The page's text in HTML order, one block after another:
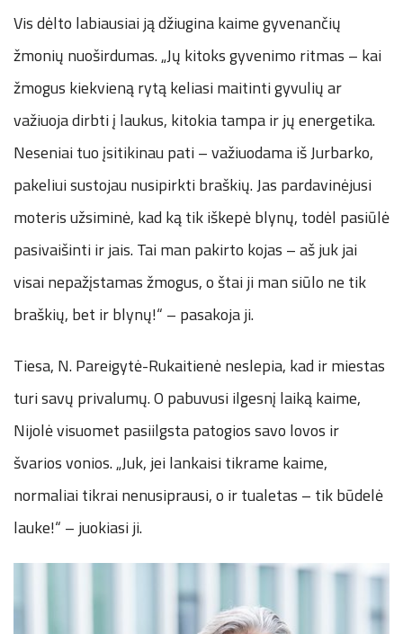
Vis dėlto labiausiai ją džiugina kaime gyvenančių
žmonių nuoširdumas. „Jų kitoks gyvenimo ritmas – kai
žmogus kiekvieną rytą keliasi maitinti gyvulių ar
važiuoja dirbti į laukus, kitokia tampa ir jų energetika.
Neseniai tuo įsitikinau pati – važiuodama iš Jurbarko,
pakeliui sustojau nusipirkti braškių. Jas pardavinėjusi
moteris užsiminė, kad ką tik iškepė blynų, todėl pasiūlė
pasivaišinti ir jais. Tai man pakirto kojas – aš juk jai
visai nepažįstamas žmogus, o štai ji man siūlo ne tik
braškių, bet ir blynų!“ – pasakoja ji.
Tiesa, N. Pareigytė-Rukaitienė neslepia, kad ir miestas
turi savų privalumų. O pabuvusi ilgesnį laiką kaime,
Nijolė visuomet pasiilgsta patogios savo lovos ir
švarios vonios. „Juk, jei lankaisi tikrame kaime,
normaliai tikrai nenusiprausi, o ir tualetas – tik būdelė
lauke!“ – juokiasi ji.